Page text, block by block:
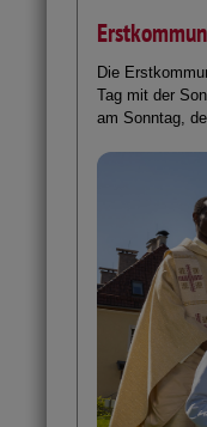
Die
Tag mit der
am Sonntag,